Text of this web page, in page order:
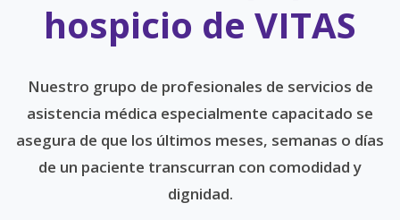
hospicio de VITAS
Nuestro grupo de profesionales de servicios de
asistencia médica especialmente capacitado se
asegura de que los últimos meses, semanas o días
de un paciente transcurran con comodidad y
dignidad.